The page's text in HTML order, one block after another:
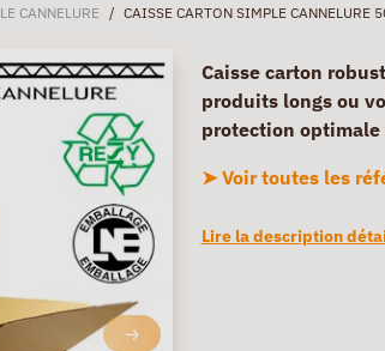
CANNELURE / CAISSE CARTON SIMPLE CANNELURE
Caisse carton
produits longs ou
protection
➤ Voir toutes les
Lire la description